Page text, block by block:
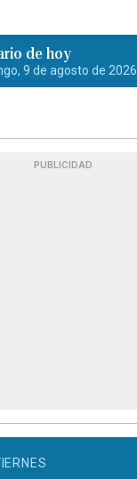
de hoy
9 de agosto de 2026
PUBLICIDAD